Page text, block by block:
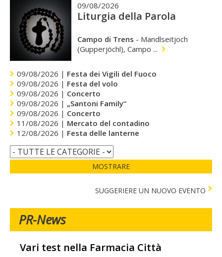
09/08/2026
Liturgia della Parola
Campo di Trens - Mandlseitjoch
(Gupperjöchl), Campo ...
09/08/2026 | Festa dei Vigili del Fuoco
09/08/2026 | Festa del volo
09/08/2026 | Concerto
09/08/2026 | „Santoni Family“
09/08/2026 | Concerto
11/08/2026 | Mercato del contadino
12/08/2026 | Festa delle lanterne
MOSTRARE
SUGGERIERE UN NUOVO EVENTO
PR-News
Vari test nella Farmacia Città